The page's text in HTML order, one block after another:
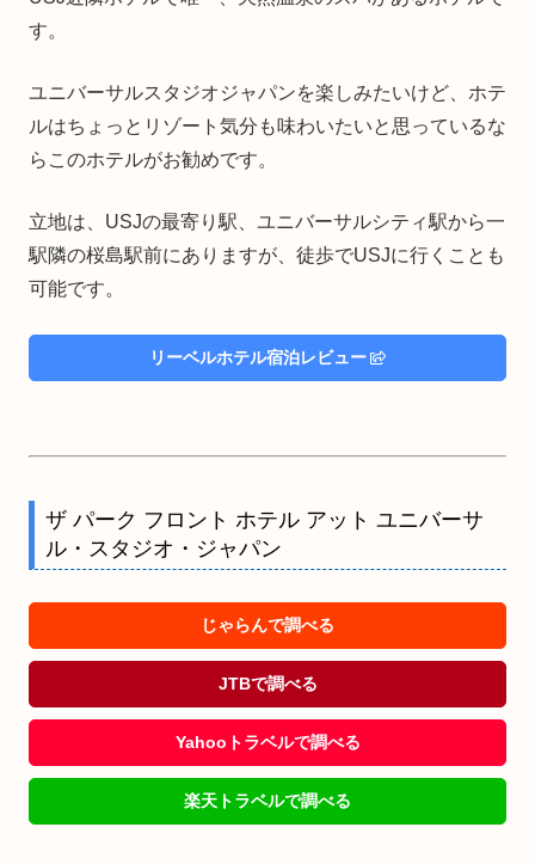
す。
ユニバーサルスタジオジャパンを楽しみたいけど、ホテ
ルはちょっとリゾート気分も味わいたいと思っているな
らこのホテルがお勧めです。
立地は、USJの最寄り駅、ユニバーサルシティ駅から一
駅隣の桜島駅前にありますが、徒歩でUSJに行くことも
可能です。
リーベルホテル宿泊レビュー
ザ パーク フロント ホテル アット ユニバーサ
ル・スタジオ・ジャパン
じゃらんで調べる
JTBで調べる
Yahooトラベルで調べる
楽天トラベルで調べる